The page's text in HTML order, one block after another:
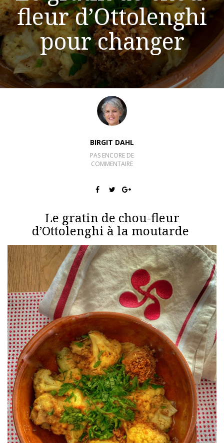
fleur d’Ottolenghi
pour changer
BIRGIT DAHL
PAS ENCORE DE
COMMENTAIRE
Le gratin de chou-fleur
d’Ottolenghi à la moutarde